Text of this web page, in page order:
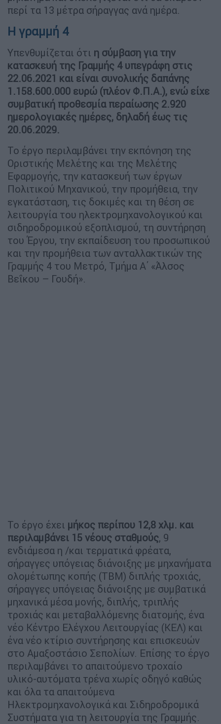
περί τα 13 μέτρα σήραγγας ανά ημέρα.
Η γραμμή 4
Υπενθυμίζεται ότι η σύμβαση για την
κατασκευή της Γραμμής 4 υπεγράφη στις
22.06.2021 και είναι συνολικής δαπάνης
1.158.600.000 ευρώ (πλέον Φ.Π.Α.), ενώ είχε
συμβατική προθεσμία περαίωσης 2.920
ημερολογιακές ημέρες, δηλαδή έως τις
20.06.2029.
Το έργο περιλαμβάνει την εκπόνηση της
Οριστικής Μελέτης και της Μελέτης
Εφαρμογής, την κατασκευή των έργων
Πολιτικού Μηχανικού, την προμήθεια, την
εγκατάσταση, τις δοκιμές και τη θέση σε
λειτουργία του ηλεκτρομηχανολογικού και
σιδηροδρομικού εξοπλισμού, τη συντήρηση
του Έργου, την εκπαίδευση του προσωπικού
και την προμήθεια των ανταλλακτικών της
Γραμμής 4 του Μετρό, Τμήμα Α΄ «Άλσος
Βεΐκου – Γουδή».
Το έργο έχει μήκος περίπου 12,8 χλμ. και
περιλαμβάνει 15 νέους σταθμούς, 9
ενδιάμεσα η /και τερματικά φρέατα,
σήραγγες υπόγειας διάνοιξης με μηχανήματα
ολομέτωπης κοπής (ΤΒΜ) διπλής τροχιάς,
σήραγγες υπόγειας διάνοιξης με συμβατικά
μηχανικά μέσα μονής, διπλής, τριπλής
τροχιάς και μεταβαλλόμενης διατομής, ένα
νέο Κέντρο Ελέγχου Λειτουργίας (ΚΕΛ) και
ένα νέο κτίριο συντήρησης και επισκευών
στο Αμαξοστάσιο Σεπολίων. Επίσης το έργο
περιλαμβάνει το απαιτούμενο τροχαίο
υλικό-αυτόματα τρένα χωρίς οδηγό καθώς
και όλα τα απαιτούμενα
Ηλεκτρομηχανολογικά και Σιδηροδρομικά
Συστήματα για τη λειτουργία της Γραμμής.